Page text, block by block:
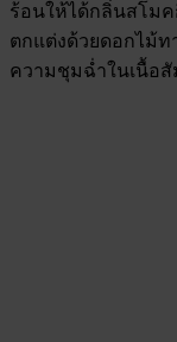
ร้อนให้ได้กลิ่นสโมค
ตกแต่งด้วยดอกไม้ท
ความชุมฉ่ำในเนื้อสั